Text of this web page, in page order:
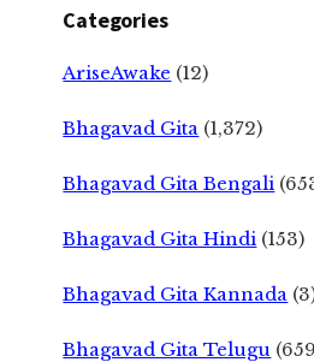
Categories
AriseAwake (12)
Bhagavad Gita (1,372)
Bhagavad Gita Bengali
Bhagavad Gita Hindi (153)
Bhagavad Gita Kannada
Bhagavad Gita Telugu